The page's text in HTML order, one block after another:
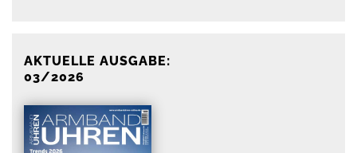
AKTUELLE AUSGABE:
03/2026